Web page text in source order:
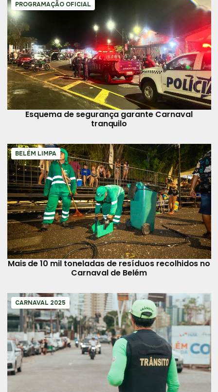
PROGRAMAÇÃO OFICIAL
Esquema de segurança garante Carnaval
tranquilo
BELÉM LIMPA
Mais de 10 mil toneladas de resíduos recolhidos no
Carnaval de Belém
CARNAVAL 2025